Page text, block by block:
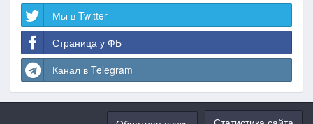
Мы в Twitter
Страница у ФБ
Канал в Telegram